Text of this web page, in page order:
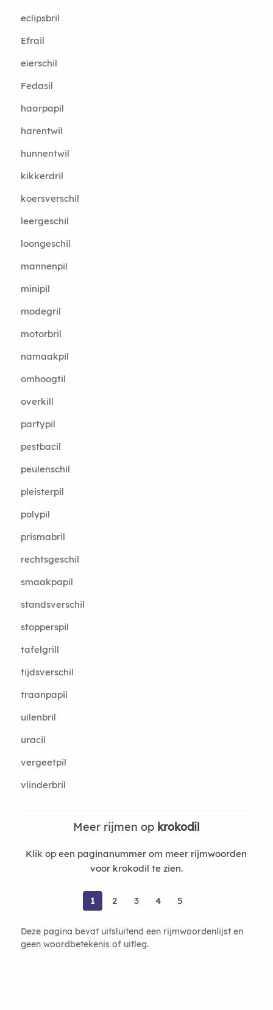
eclipsbril
Efrail
eierschil
Fedasil
haarpapil
harentwil
hunnentwil
kikkerdril
koersverschil
leergeschil
loongeschil
mannenpil
minipil
modegril
motorbril
namaakpil
omhoogtil
overkill
partypil
pestbacil
peulenschil
pleisterpil
polypil
prismabril
rechtsgeschil
smaakpapil
standsverschil
stopperspil
tafelgrill
tijdsverschil
traanpapil
uilenbril
uracil
vergeetpil
vlinderbril
Meer rijmen op krokodil
Klik op een paginanummer om meer rijmwoorden
voor krokodil te zien.
1 2 3 4 5
Deze pagina bevat uitsluitend een rijmwoordenlijst en
geen woordbetekenis of uitleg.